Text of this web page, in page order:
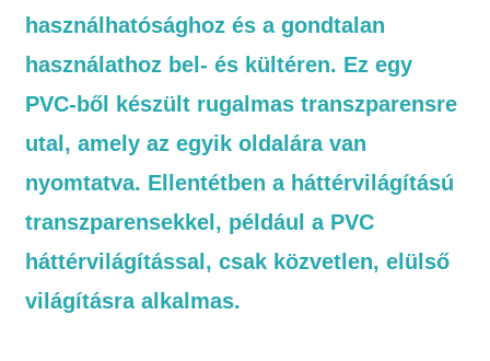
használhatósághoz és a gondtalan
használathoz bel- és kültéren. Ez egy
PVC-ből készült rugalmas transzparensre
utal, amely az egyik oldalára van
nyomtatva. Ellentétben a háttérvilágítású
transzparensekkel, például a PVC
háttérvilágítással, csak közvetlen, elülső
világításra alkalmas.